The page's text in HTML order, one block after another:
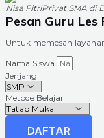
Nisa FitriPrivat SMA di
Pesan Guru
Untuk memesan
Nama Siswa
Jenjang
Metode Belajar
DAFTAR